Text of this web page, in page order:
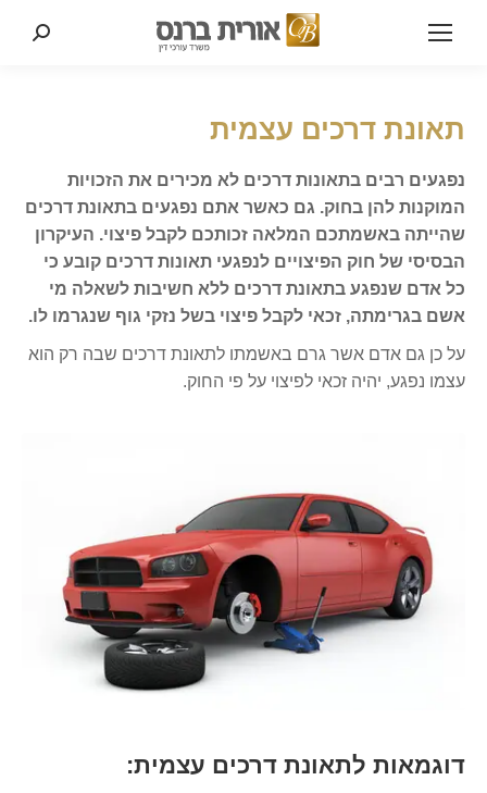
תאונת דרכים עצמית
נפגעים רבים בתאונות דרכים לא מכירים את הזכויות
המוקנות להן בחוק. גם כאשר אתם נפגעים בתאונת דרכים
שהייתה באשמתכם המלאה זכותכם לקבל פיצוי. העיקרון
הבסיסי של חוק הפיצויים לנפגעי תאונות דרכים קובע כי
כל אדם שנפגע בתאונת דרכים ללא חשיבות לשאלה מי
אשם בגרימתה, זכאי לקבל פיצוי בשל נזקי גוף שנגרמו לו.
על כן גם אדם אשר גרם באשמתו לתאונת דרכים שבה רק הוא
עצמו נפגע, יהיה זכאי לפיצוי על פי החוק.
דוגמאות לתאונת דרכים עצמית: